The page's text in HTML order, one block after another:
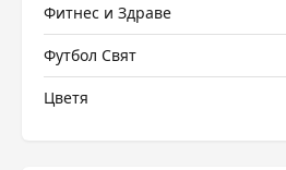
Фитнес и Здраве
Футбол Свят
Цветя